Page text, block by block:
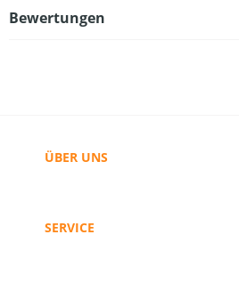
Bewertungen
ÜBER UNS
SERVICE